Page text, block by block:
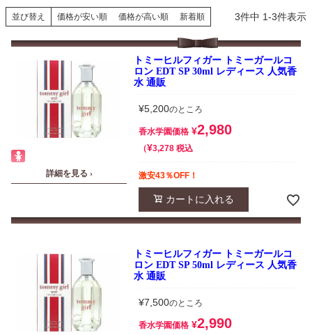
並び替え 価格が安い順 価格が高い順 新着順 3件中 1-3件表示
詳細を見る ›
トミーヒルフィガー トミーガールコ
ロン EDT SP 30ml レディース 人気香
水 通販
¥5,200のところ
香水学園価格 ¥2,980
¥3,278 税込
激安43％OFF！
カートに入れる
トミーヒルフィガー トミーガールコ
ロン EDT SP 50ml レディース 人気香
水 通販
¥7,500のところ
香水学園価格 ¥2,990